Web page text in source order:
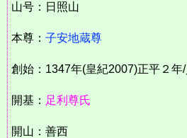
山号：日照山
本尊： 子安地蔵尊
創始：1347年(皇紀2007)正平２年
開基： 足利尊氏
開山：善西